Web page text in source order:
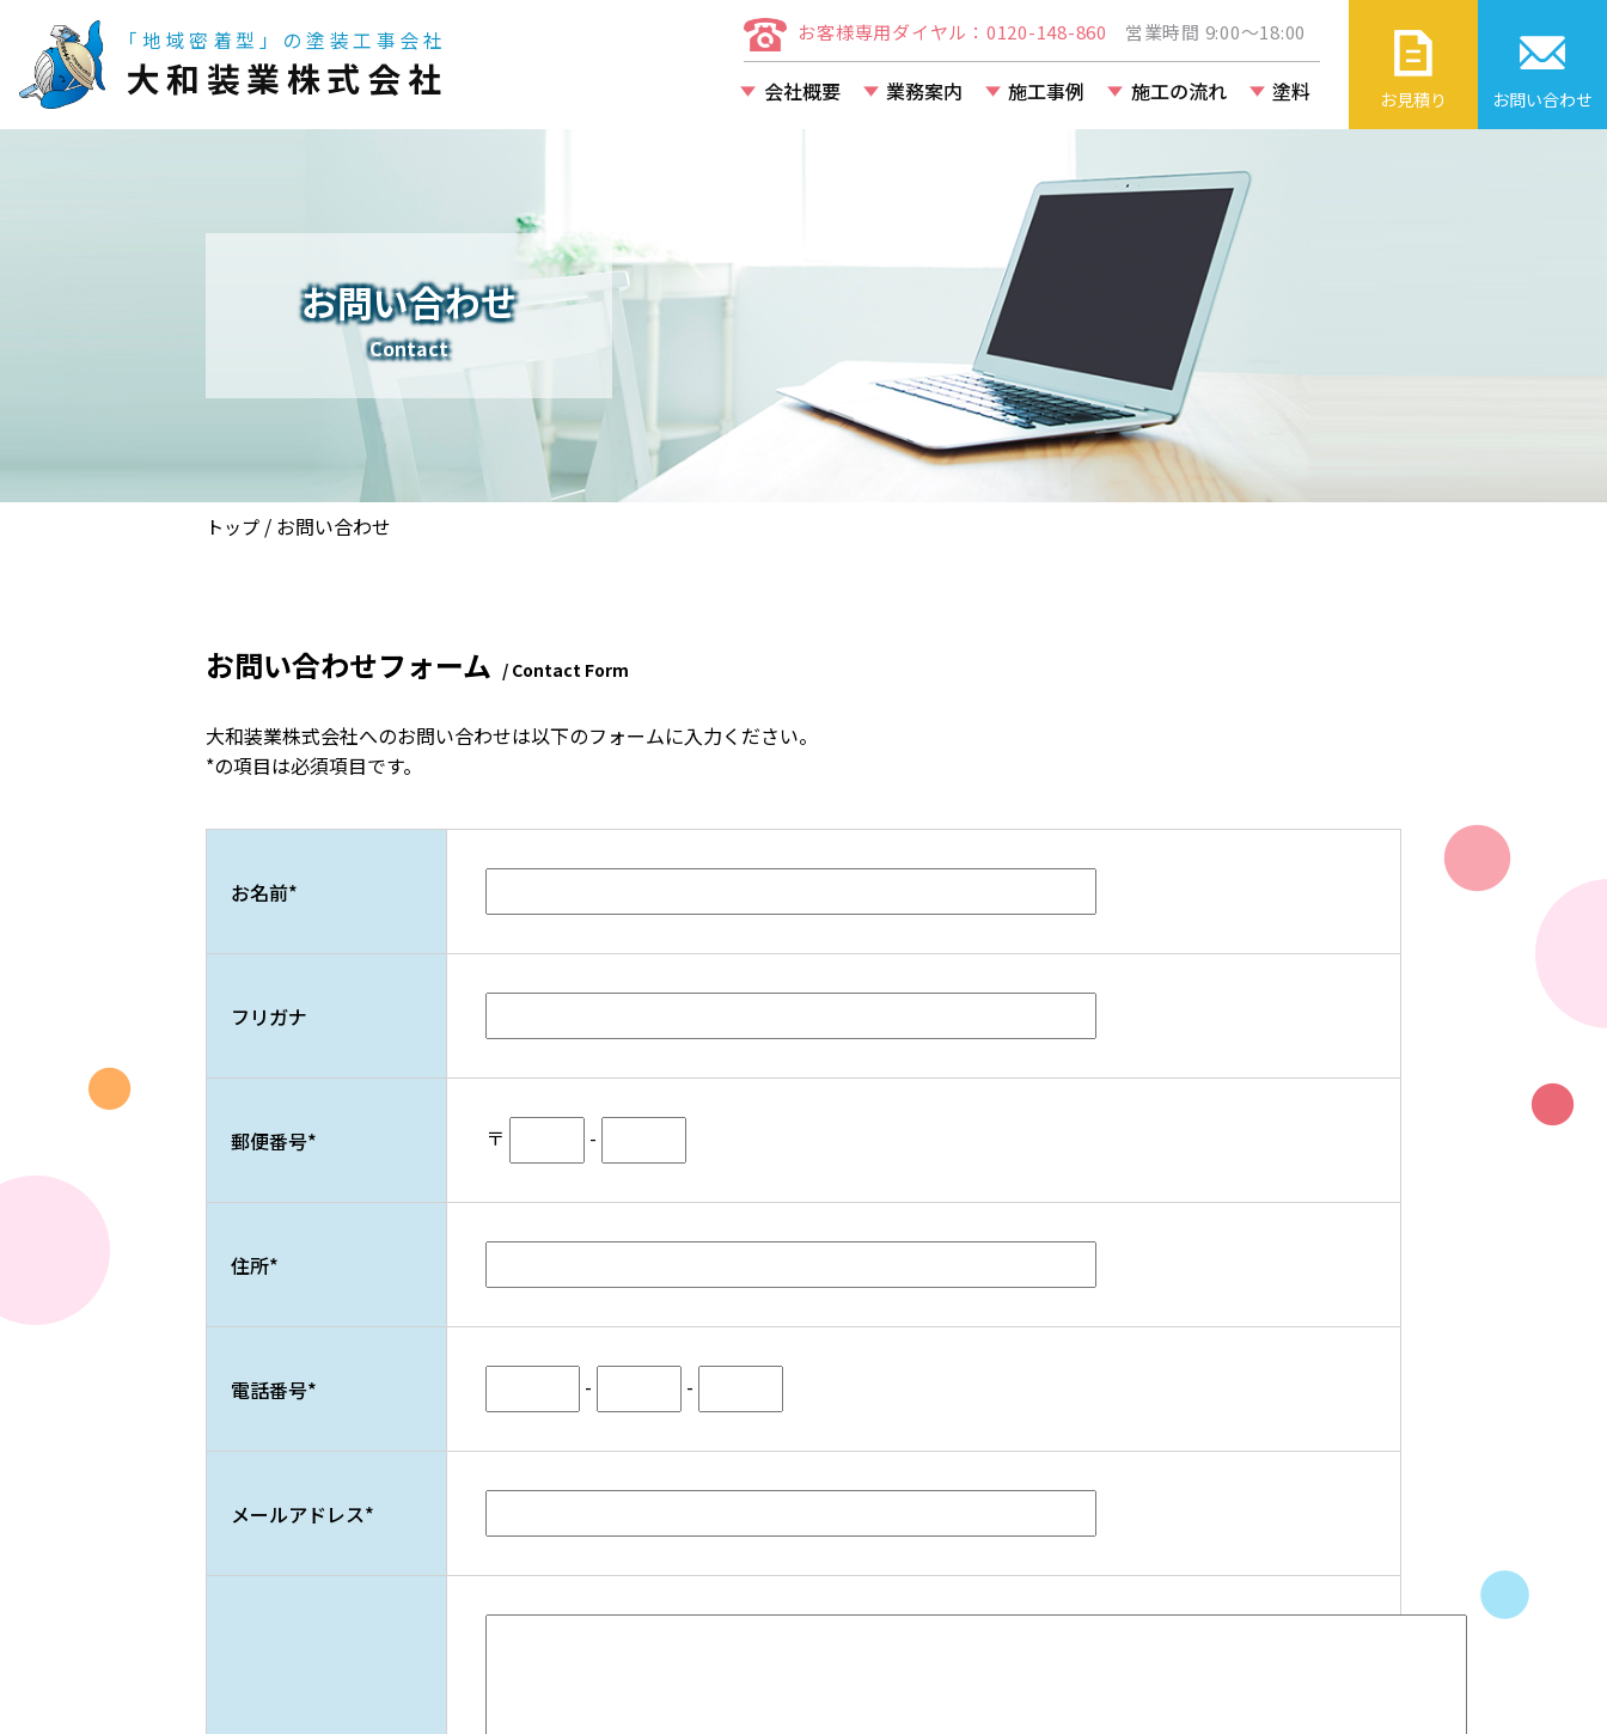
「地域密着型」の塗装工事会社
大和装業株式会社
お客様専用ダイヤル：0120-148-860 営業時間 9:00～18:00
会社概要 業務案内
店舗・事務所・アパート・ビル・
マンション等の改装・改修工事
施工事例 施工の流れ 塗料 お見積り お問い合わせ
お問い合わせ
Contact
トップ / お問い合わせ
お問い合わせフォーム / Contact Form
大和装業株式会社へのお問い合わせは以下のフォームに入力ください。
*の項目は必須項目です。
お名前*
フリガナ
郵便番号* 〒 -
住所*
電話番号* - -
メールアドレス*